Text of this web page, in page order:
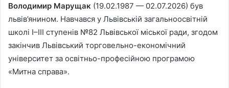
Володимир Марущак (19.02.1987 — 02.07.2026) був
львів’янином. Навчався у Львівській загальноосвітній
школі І–ІІІ ступенів №82 Львівської міської ради, згодом
закінчив Львівський торговельно-економічний
університет за освітньо-професійною програмою
«Митна справа».